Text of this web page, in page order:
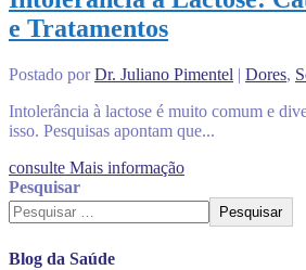
e Tratamentos
Postado porDr. Juliano Pimentel | Dores,
Intolerância à lactose é muito comum e
isso. Pesquisas apontam que...
consulte Mais informação
Pesquisar
Pesquisar
Blog da Saúde